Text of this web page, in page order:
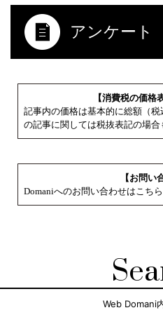
アンケート
【消費税の価格
記事内の価格は基本的に総額（
の記事に関しては税抜表記の場合
【お問い
Domaniへのお問い合わせはこちら
Web Domani